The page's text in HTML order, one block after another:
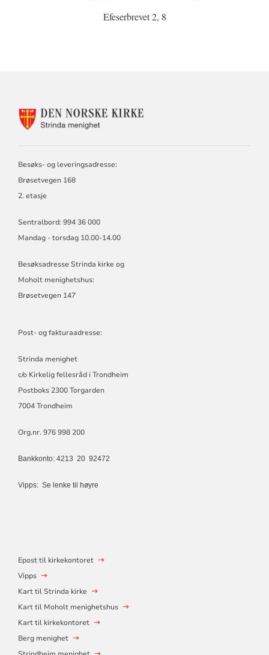
Efeserbrevet 2, 8
Besøks- og leveringsadresse:
Brøsetvegen 168
2. etasje
Sentralbord: 994 36 000
Mandag - torsdag 10.00-14.00
Besøksadresse Strinda kirke og
Moholt menighetshus:
Brøsetvegen 147
Post- og fakturaadresse:
Strinda menighet
c/o Kirkelig fellesråd i Trondheim
Postboks 2300 Torgarden
7004 Trondheim
Org.nr. 976 998 200
Bankkonto: 4213 20 92472
Vipps: Se lenke til høyre
Epost til kirkekontoret
Vipps
Kart til Strinda kirke
Kart til Moholt menighetshus
Kart til kirkekontoret
Berg menighet